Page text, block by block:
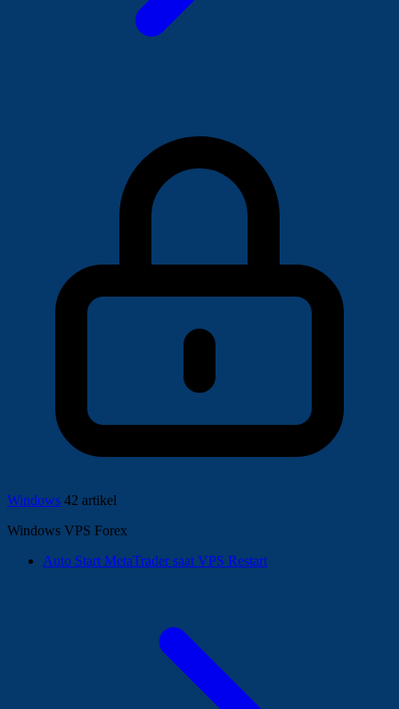
Windows 42 artikel
Windows VPS Forex
Auto Start MetaTrader saat VPS Restart